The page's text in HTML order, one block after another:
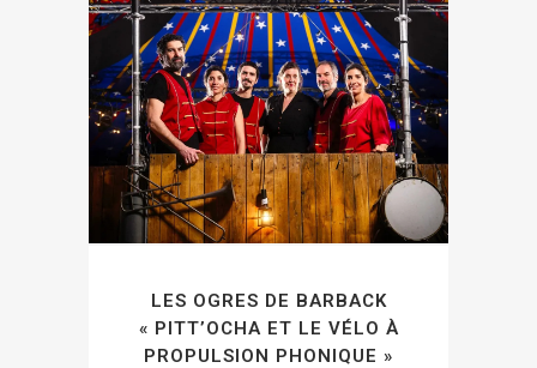
LES OGRES DE BARBACK
« PITT’OCHA ET LE VÉLO À
PROPULSION PHONIQUE »